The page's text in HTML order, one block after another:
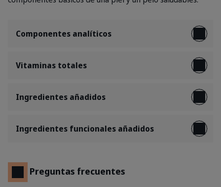
Componentes analíticos
Vitaminas totales
Ingredientes añadidos
Ingredientes funcionales añadidos
Preguntas frecuentes